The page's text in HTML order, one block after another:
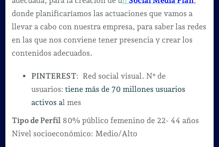
donde planificaríamos las actuaciones que vamos a
llevar a cabo con nuestra empresa, para saber las redes
en las que nos conviene tener presencia y crear los
contenidos adecuados.
PINTEREST: Red social visual. Nº de
usuarios: tiene más de 70 millones usuarios
activos al mes
Tipo de Perfil 80% público femenino de 22- 44 años
Nivel socioeconómico: Medio/Alto